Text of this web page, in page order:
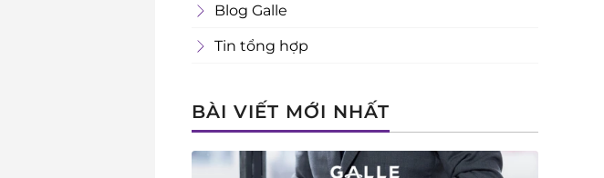
Blog Galle
Tin tổng hợp
BÀI VIẾT MỚI NHẤT